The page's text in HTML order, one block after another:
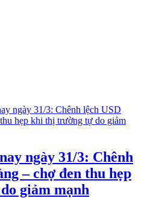
ngày 31/3: Chênh
– chợ đen thu hẹp
giảm mạnh